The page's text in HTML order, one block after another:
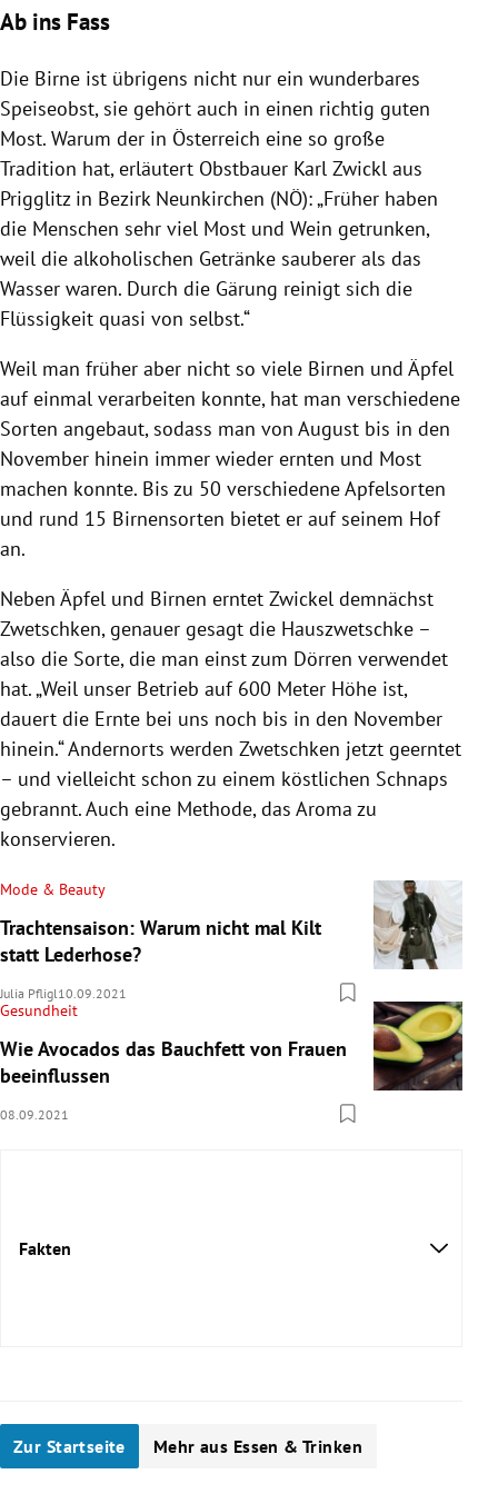
Ab ins Fass
Die Birne ist übrigens nicht nur ein wunderbares
Speiseobst, sie gehört auch in einen richtig guten
Most. Warum der in Österreich eine so große
Tradition hat, erläutert Obstbauer Karl Zwickl aus
Prigglitz in Bezirk Neunkirchen (NÖ): „Früher haben
die Menschen sehr viel Most und Wein getrunken,
weil die alkoholischen Getränke sauberer als das
Wasser waren. Durch die Gärung reinigt sich die
Flüssigkeit quasi von selbst.“
Weil man früher aber nicht so viele Birnen und Äpfel
auf einmal verarbeiten konnte, hat man verschiedene
Sorten angebaut, sodass man von August bis in den
November hinein immer wieder ernten und Most
machen konnte. Bis zu 50 verschiedene Apfelsorten
und rund 15 Birnensorten bietet er auf seinem Hof
an.
Neben Äpfel und Birnen erntet Zwickel demnächst
Zwetschken, genauer gesagt die Hauszwetschke –
also die Sorte, die man einst zum Dörren verwendet
hat. „Weil unser Betrieb auf 600 Meter Höhe ist,
dauert die Ernte bei uns noch bis in den November
hinein.“ Andernorts werden Zwetschken jetzt geerntet
– und vielleicht schon zu einem köstlichen Schnaps
gebrannt. Auch eine Methode, das Aroma zu
konservieren.
Mode & Beauty
Trachtensaison: Warum nicht mal Kilt
statt Lederhose?
Julia Pfligl 10.09.2021
Gesundheit
Wie Avocados das Bauchfett von Frauen
beeinflussen
08.09.2021
Fakten
Zur Startseite Mehr aus Essen & Trinken